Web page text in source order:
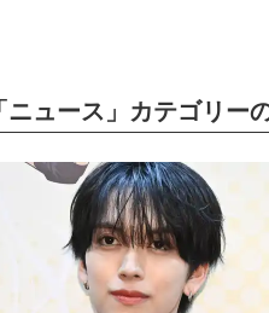
「ニュース」カテゴリー